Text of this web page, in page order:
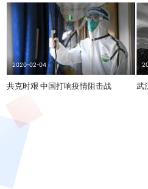
2020-02-04
共克时艰 中国打响疫情阻击战 武